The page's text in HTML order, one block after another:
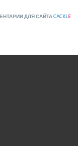
ДЛЯ САЙТАCACKLE